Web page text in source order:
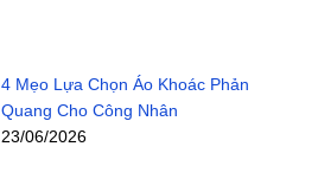
4 Mẹo Lựa Chọn Áo Khoác Phản
Quang Cho Công Nhân
23/06/2026